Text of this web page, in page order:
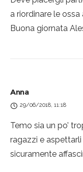
a riordinare le
Buona giornata
Anna
29/06/2018, 11:18
Temo sia un po’
ragazzi e
sicuramente